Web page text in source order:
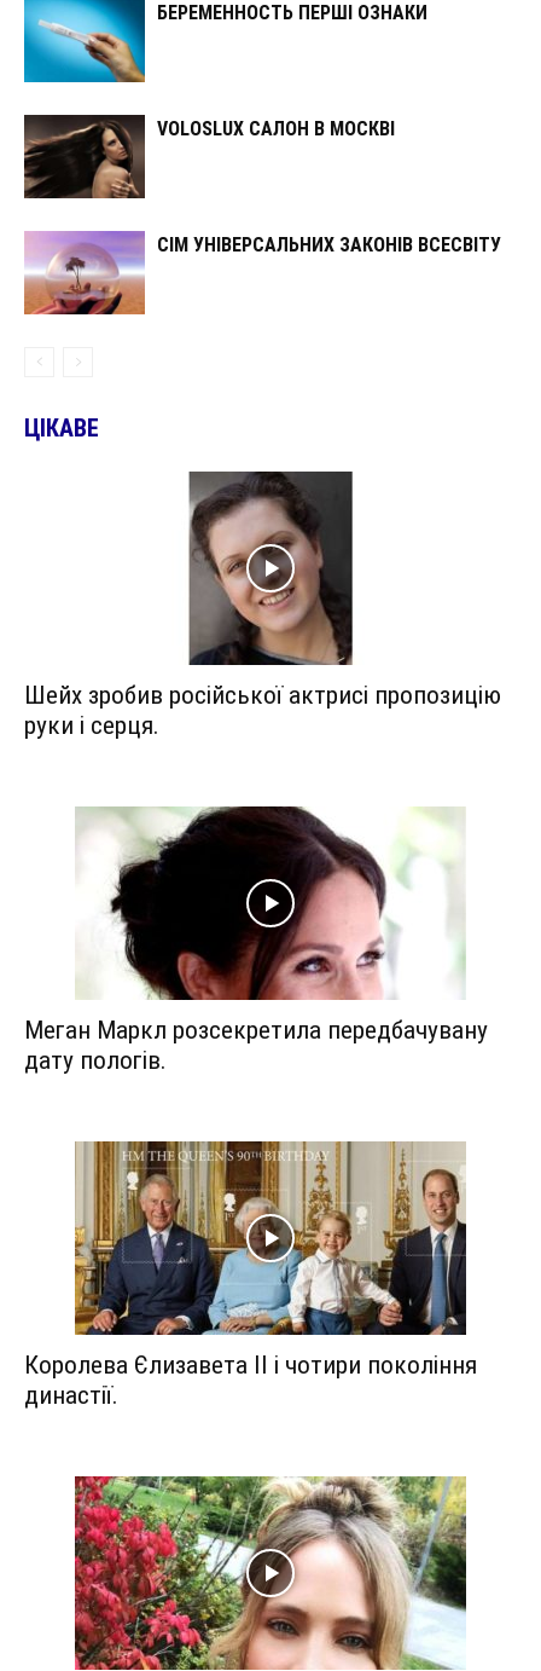
БЕРЕМЕННОСТЬ ПЕРШІ ОЗНАКИ
VOLOSLUX САЛОН В МОСКВІ
СІМ УНІВЕРСАЛЬНИХ ЗАКОНІВ ВСЕСВІТУ
ЦІКАВЕ
Шейх зробив російської актрисі пропозицію
руки і серця.
Меган Маркл розсекретила передбачувану
дату пологів.
Королева Єлизавета II і чотири покоління
династії.